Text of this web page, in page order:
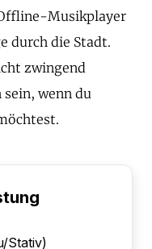
Musikplayer
durch die Stadt.
zwingend
wenn du
Stativ)